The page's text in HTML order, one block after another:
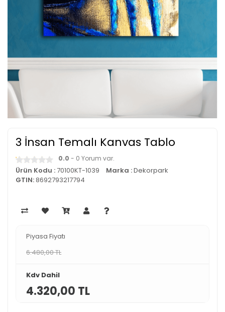
3 İnsan Temalı Kanvas Tablo
0.0 - 0 Yorum var.
Ürün Kodu :70100KT-1039 Marka :Dekorpark
GTIN:8692793217794
Piyasa Fiyatı
6.480,00 TL
Kdv Dahil
4.320,00 TL